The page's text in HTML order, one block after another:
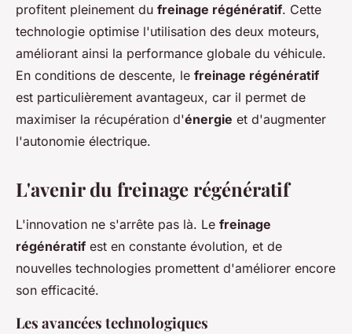
profitent pleinement du freinage régénératif. Cette
technologie optimise l'utilisation des deux moteurs,
améliorant ainsi la performance globale du véhicule.
En conditions de descente, le freinage régénératif
est particulièrement avantageux, car il permet de
maximiser la récupération d'énergie et d'augmenter
l'autonomie électrique.
L'avenir du freinage régénératif
L'innovation ne s'arrête pas là. Le freinage
régénératif est en constante évolution, et de
nouvelles technologies promettent d'améliorer encore
son efficacité.
Les avancées technologiques